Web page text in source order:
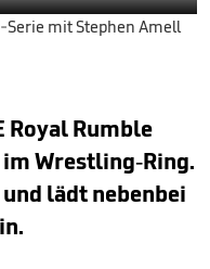
Royal Rumble
im Wrestling-Ring.
lädt nebenbei